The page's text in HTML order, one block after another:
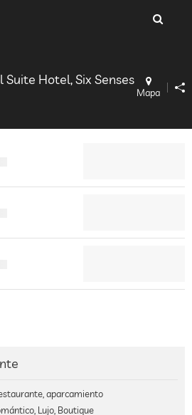
Hotel, Six Senses
Mapa
aparcamiento
Lujo, Boutique